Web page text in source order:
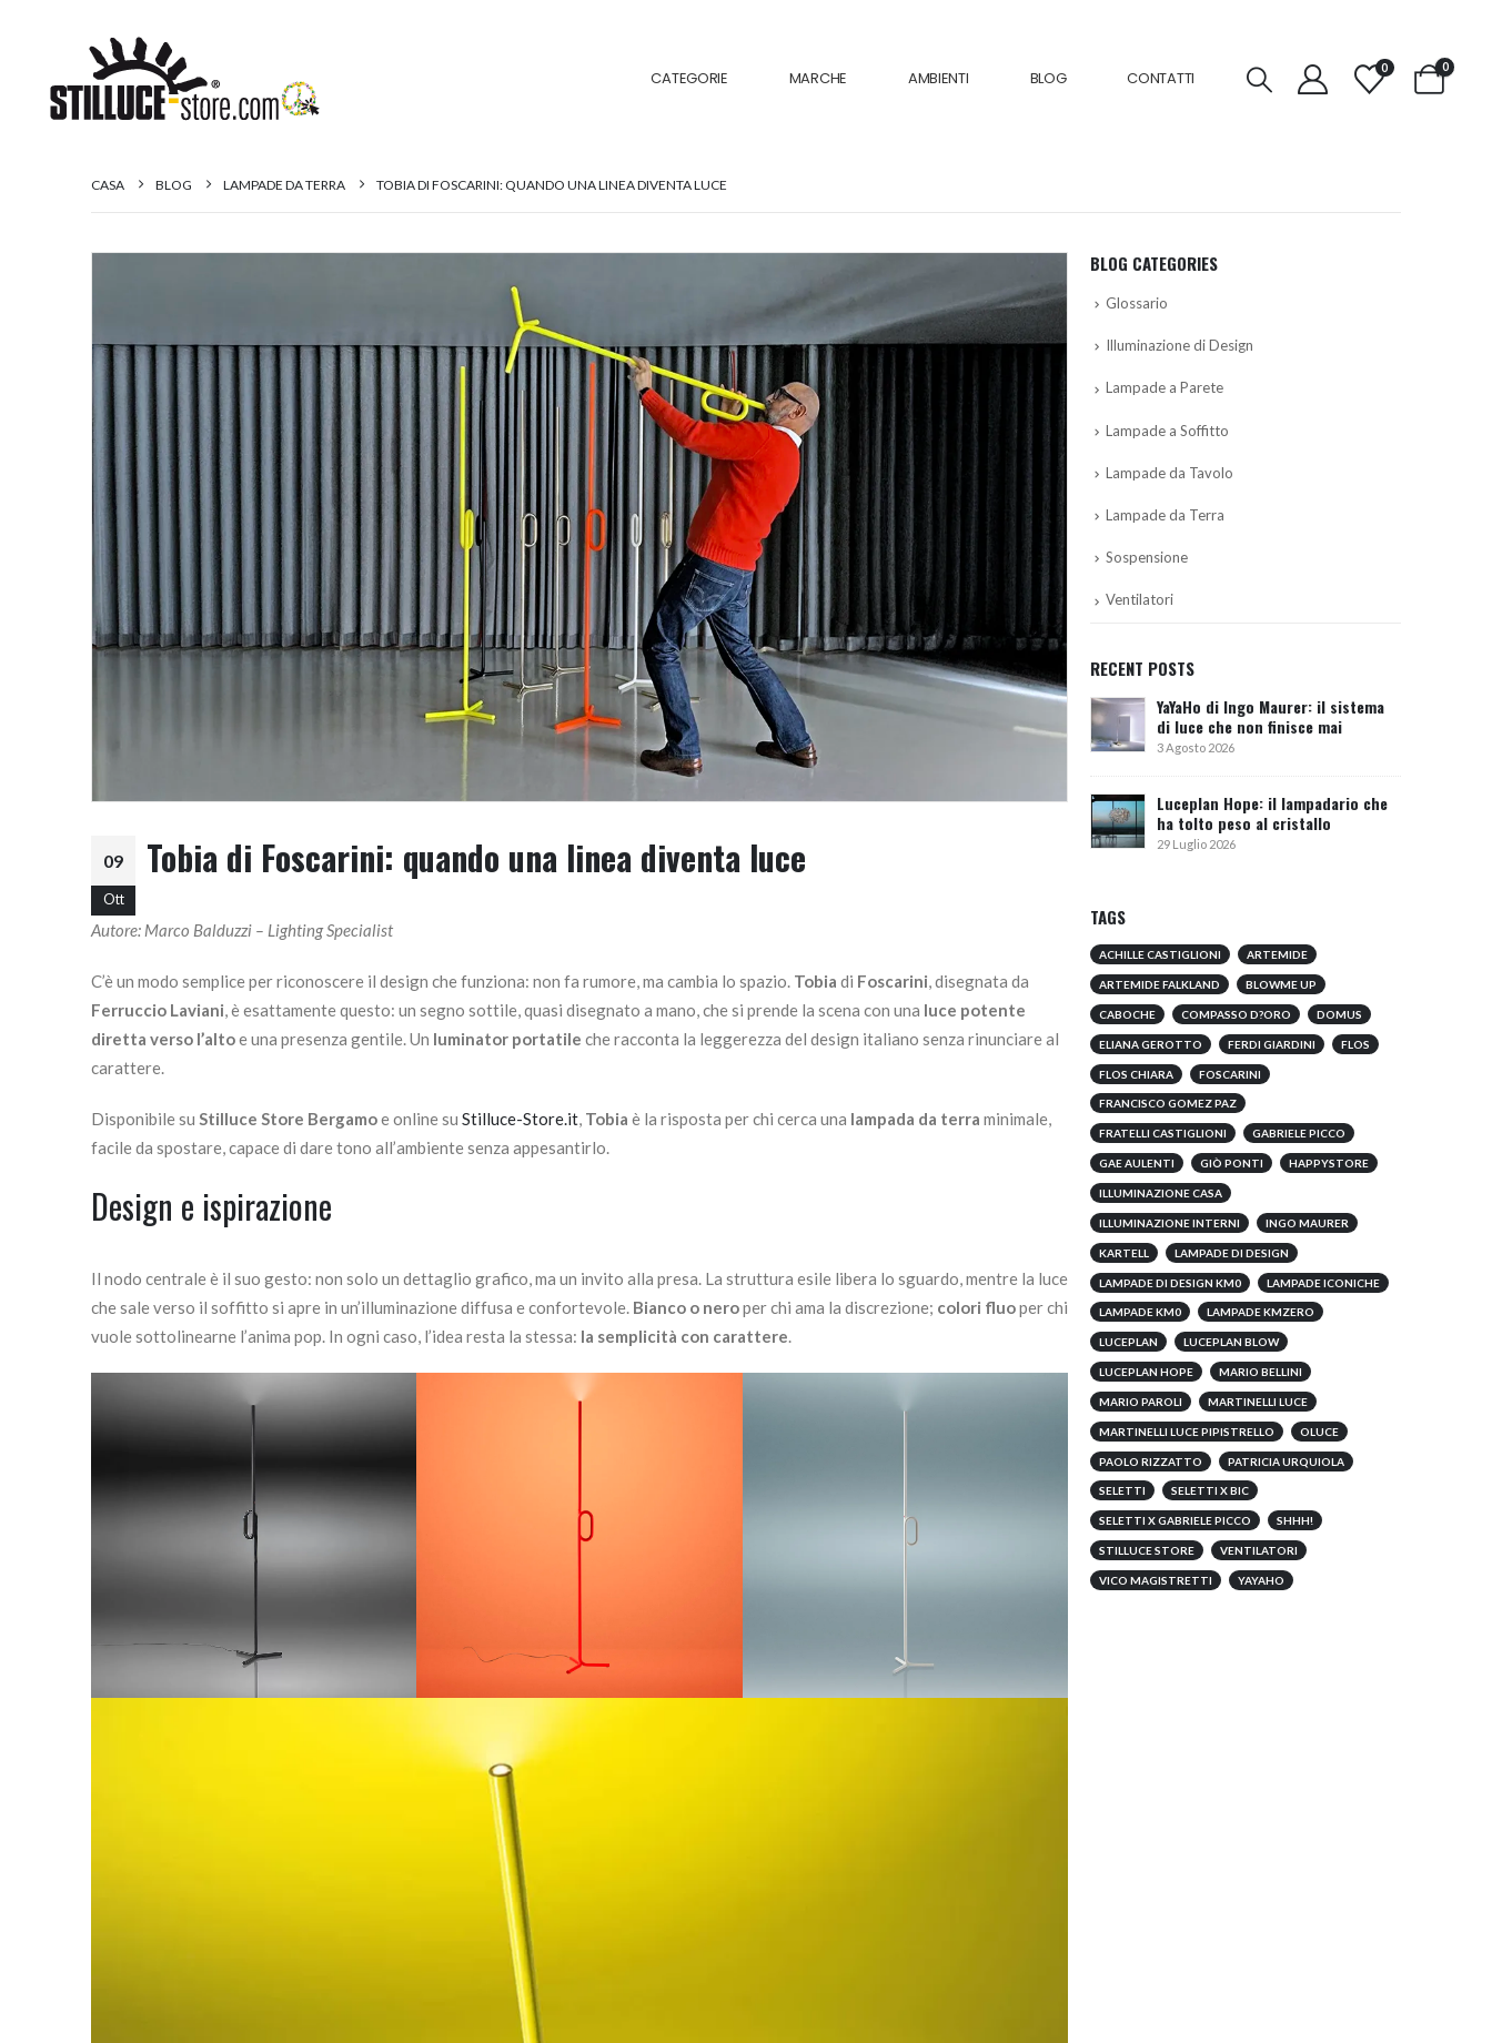
CATEGORIE MARCHE AMBIENTI BLOG CONTATTI
0 0
CASA BLOG LAMPADE DA TERRA TOBIA DI FOSCARINI: QUANDO UNA LINEA DIVENTA LUCE
09
Ott
Tobia di Foscarini: quando una linea diventa luce
Autore: Marco Balduzzi – Lighting Specialist
C’è un modo semplice per riconoscere il design che funziona: non fa rumore, ma cambia lo spazio. Tobia di Foscarini, disegnata da
Ferruccio Laviani, è esattamente questo: un segno sottile, quasi disegnato a mano, che si prende la scena con una luce potente
diretta verso l’altoe una presenza gentile. Un luminator portatile che racconta la leggerezza del design italiano senza rinunciare al
carattere.
Disponibile su Stilluce Store Bergamoe online su Stilluce-Store.it, Tobia è la risposta per chi cerca una lampada da terra minimale,
facile da spostare, capace di dare tono all’ambiente senza appesantirlo.
Design e ispirazione
Il nodo centrale è il suo gesto: non solo un dettaglio grafico, ma un invito alla presa. La struttura esile libera lo sguardo, mentre la luce
che sale verso il soffitto si apre in un’illuminazione diffusa e confortevole. Bianco o neroper chi ama la discrezione; colori fluoper chi
vuole sottolinearne l’anima pop. In ogni caso, l’idea resta la stessa: la semplicità con carattere.
BLOG CATEGORIES
Glossario
Illuminazione di Design
Lampade a Parete
Lampade a Soffitto
Lampade da Tavolo
Lampade da Terra
Sospensione
Ventilatori
RECENT POSTS
YaYaHo di Ingo Maurer: il sistema
di luce che non finisce mai
3 Agosto 2026
Luceplan Hope: il lampadario che
ha tolto peso al cristallo
29 Luglio 2026
TAGS
ACHILLE CASTIGLIONI ARTEMIDE
ARTEMIDE FALKLAND BLOWME UP
CABOCHE COMPASSO D?ORO DOMUS
ELIANA GEROTTO FERDI GIARDINI FLOS
FLOS CHIARA FOSCARINI
FRANCISCO GOMEZ PAZ
FRATELLI CASTIGLIONI GABRIELE PICCO
GAE AULENTI GIÒ PONTI HAPPYSTORE
ILLUMINAZIONE CASA
ILLUMINAZIONE INTERNI INGO MAURER
KARTELL LAMPADE DI DESIGN
LAMPADE DI DESIGN KM0 LAMPADE ICONICHE
LAMPADE KM0 LAMPADE KMZERO
LUCEPLAN LUCEPLAN BLOW
LUCEPLAN HOPE MARIO BELLINI
MARIO PAROLI MARTINELLI LUCE
MARTINELLI LUCE PIPISTRELLO OLUCE
PAOLO RIZZATTO PATRICIA URQUIOLA
SELETTI SELETTI X BIC
SELETTI X GABRIELE PICCO SHHH!
STILLUCE STORE VENTILATORI
VICO MAGISTRETTI YAYAHO